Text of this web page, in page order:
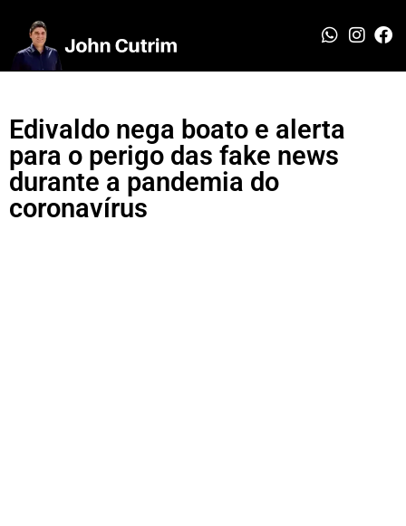
Edivaldo nega boato e alerta
para o perigo das fake news
durante a pandemia do
coronavírus